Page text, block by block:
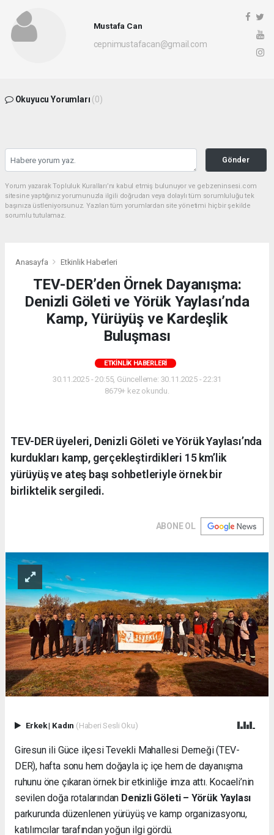
Mustafa Can
cepnimustafacan@gmail.com
Okuyucu Yorumları (0)
Gönder
Yorum yazarak Topluluk Kuralları’nı kabul etmiş bulunuyor ve gebzeninsesi.com
sitesine yaptığınız yorumunuzla ilgili doğrudan veya dolaylı tüm sorumluluğu tek
başınıza üstleniyorsunuz. Yazılan tüm yorumlardan site yönetimi hiçbir şekilde
sorumlu tutulamaz.
Anasayfa Etkinlik Haberleri
TEV-DER’den Örnek Dayanışma:
Denizli Göleti ve Yörük Yaylası’nda
Kamp, Yürüyüş ve Kardeşlik
Buluşması
ETKINLIK HABERLERI
30.11.2025 - 20:55, Güncelleme: 30.11.2025 - 22:31
8679+ kez okundu.
TEV-DER üyeleri, Denizli Göleti ve Yörük Yaylası’nda
kurdukları kamp, gerçekleştirdikleri 15 km’lik
yürüyüş ve ateş başı sohbetleriyle örnek bir
birliktelik sergiledi.
ABONE OL
Erkek| Kadın (Haberi Sesli Oku)
Giresun ili Güce ilçesi Tevekli Mahallesi Derneği (TEV-
DER), hafta sonu hem doğayla iç içe hem de dayanışma
ruhunu öne çıkaran örnek bir etkinliğe imza attı. Kocaeli’nin
sevilen doğa rotalarından Denizli Göleti – Yörük Yaylası
parkurunda düzenlenen yürüyüş ve kamp organizasyonu,
katılımcılar tarafından yoğun ilgi gördü.